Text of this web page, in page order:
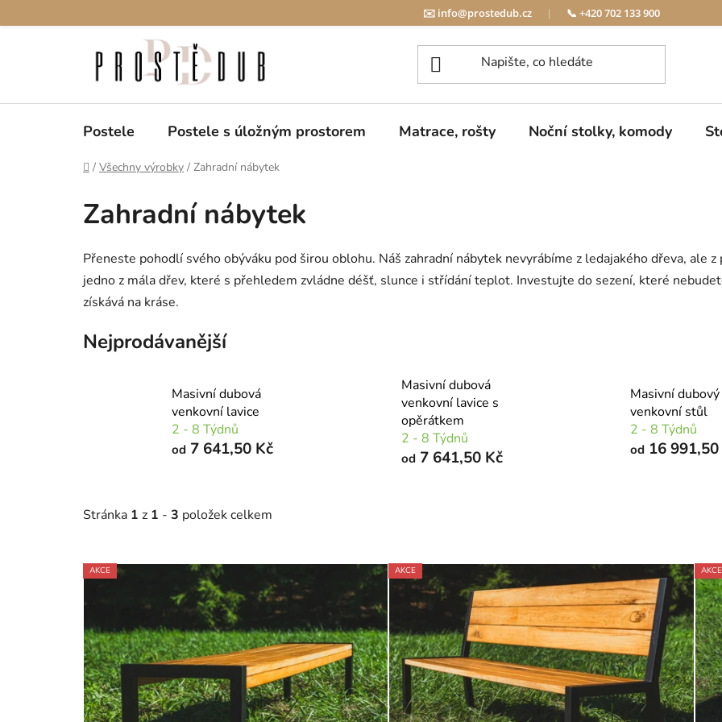
✉️ info@prostedub.cz | 📞 +420 702 133 900
Postele Postele s úložným prostorem Matrace, rošty Noční stolky, komody
Domů
/ Všechny výrobky / Zahradní nábytek
Zahradní nábytek
Přeneste pohodlí svého obýváku pod širou oblohu. Náš zahradní nábytek nevyrábíme z ledajakého dřeva, ale
jedno z mála dřev, které s přehledem zvládne déšť, slunce i střídání teplot. Investujte do sezení, které
získává na kráse.
Nejprodávanější
Masivní dubová
venkovní lavice
2 - 8 Týdnů
od 7 641,50 Kč
Masivní dubová
venkovní lavice s
opěrátkem
2 - 8 Týdnů
od7 641,50 Kč
Masivní dubový
venkovní stůl
2 - 8 Týdnů
od 16
Stránka 1 z 1 - 3 položek celkem
V
ý
p
i
s
p
r
o
AKCE AKCE AKCE